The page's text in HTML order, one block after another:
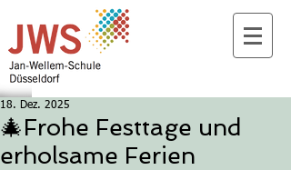
🎄Frohe Festtage und
erholsame Ferien
18. Dez. 2025